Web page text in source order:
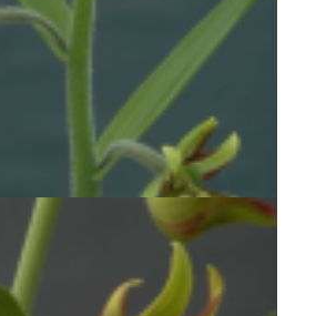
Wespenorchis
Epipactis veratrifolia